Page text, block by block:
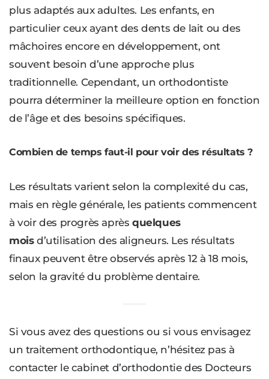
plus adaptés aux adultes. Les enfants, en
particulier ceux ayant des dents de lait ou des
mâchoires encore en développement, ont
souvent besoin d’une approche plus
traditionnelle. Cependant, un orthodontiste
pourra déterminer la meilleure option en fonction
de l’âge et des besoins spécifiques.
Combien de temps faut-il pour voir des résultats ?
Les résultats varient selon la complexité du cas,
mais en règle générale, les patients commencent
à voir des progrès aprèsquelques
moisd’utilisation des aligneurs. Les résultats
finaux peuvent être observés après 12 à 18 mois,
selon la gravité du problème dentaire.
Si vous avez des questions ou si vous envisagez
un traitement orthodontique, n’hésitez pas à
contacter le cabinet d’orthodontie des Docteurs